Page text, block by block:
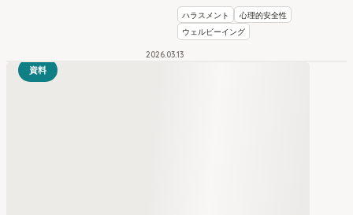
措置を学ぶ
ハラスメント
心理的安全性
ウェルビーイング
2026 0313
資料